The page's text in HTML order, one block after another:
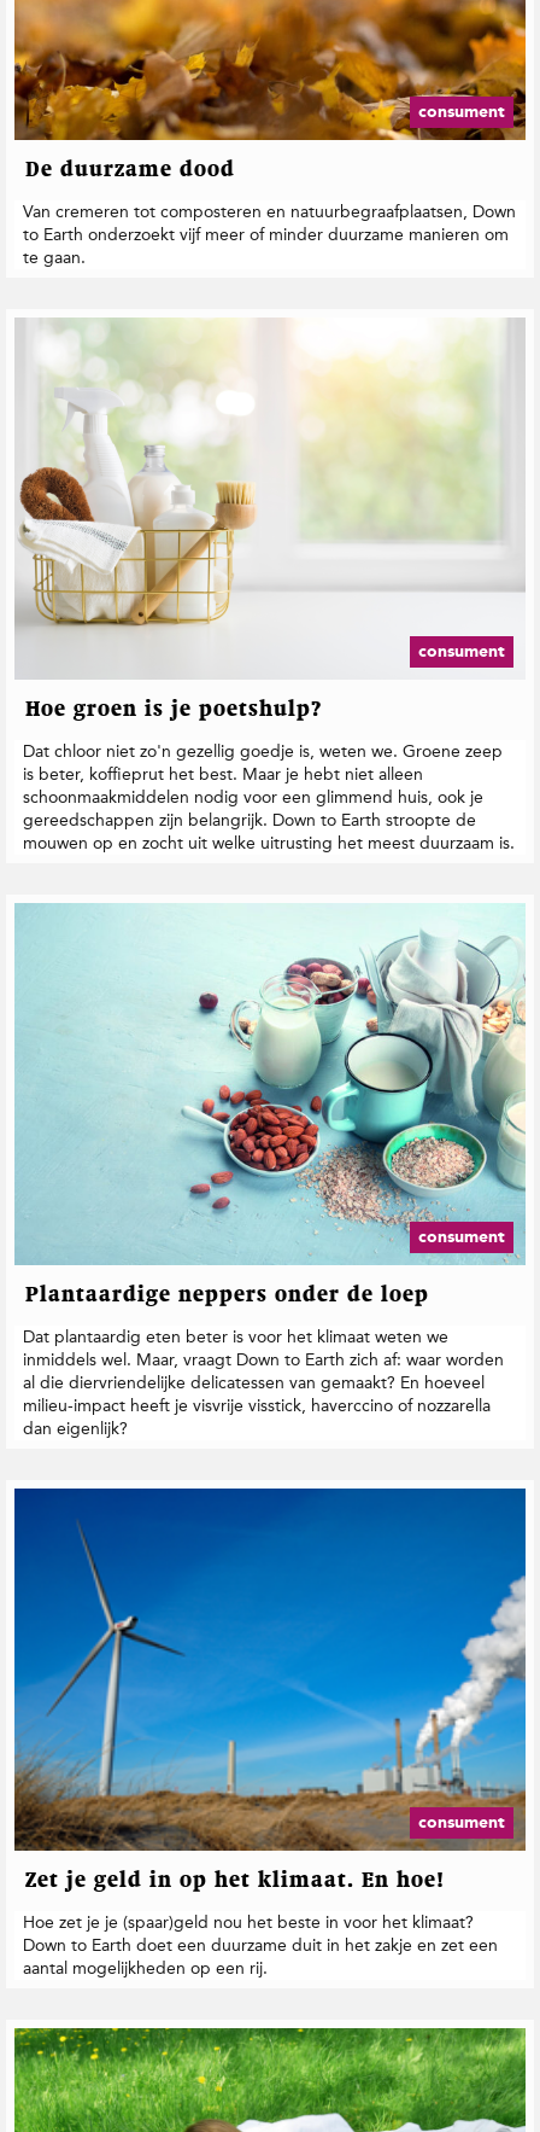
consument
De duurzame dood
Van cremeren tot composteren en natuurbegraafplaatsen, Down
to Earth onderzoekt vijf meer of minder duurzame manieren om
te gaan.
consument
Hoe groen is je poetshulp?
Dat chloor niet zo'n gezellig goedje is, weten we. Groene zeep
is beter, koffieprut het best. Maar je hebt niet alleen
schoonmaakmiddelen nodig voor een glimmend huis, ook je
gereedschappen zijn belangrijk. Down to Earth stroopte de
mouwen op en zocht uit welke uitrusting het meest duurzaam is.
consument
Plantaardige neppers onder de loep
Dat plantaardig eten beter is voor het klimaat weten we
inmiddels wel. Maar, vraagt Down to Earth zich af: waar worden
al die diervriendelijke delicatessen van gemaakt? En hoeveel
milieu-impact heeft je visvrije visstick, haverccino of nozzarella
dan eigenlijk?
consument
Zet je geld in op het klimaat. En hoe!
Hoe zet je je (spaar)geld nou het beste in voor het klimaat?
Down to Earth doet een duurzame duit in het zakje en zet een
aantal mogelijkheden op een rij.